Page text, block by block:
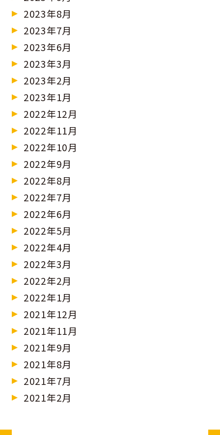
2023年8月
2023年7月
2023年6月
2023年3月
2023年2月
2023年1月
2022年12月
2022年11月
2022年10月
2022年9月
2022年8月
2022年7月
2022年6月
2022年5月
2022年4月
2022年3月
2022年2月
2022年1月
2021年12月
2021年11月
2021年9月
2021年8月
2021年7月
2021年2月